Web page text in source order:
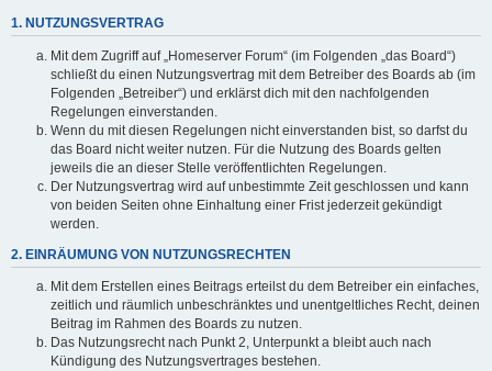
1. NUTZUNGSVERTRAG
Mit dem Zugriff auf „Homeserver Forum“ (im Folgenden „das Board“)
schließt du einen Nutzungsvertrag mit dem Betreiber des Boards ab (im
Folgenden „Betreiber“) und erklärst dich mit den nachfolgenden
Regelungen einverstanden.
Wenn du mit diesen Regelungen nicht einverstanden bist, so darfst du
das Board nicht weiter nutzen. Für die Nutzung des Boards gelten
jeweils die an dieser Stelle veröffentlichten Regelungen.
Der Nutzungsvertrag wird auf unbestimmte Zeit geschlossen und kann
von beiden Seiten ohne Einhaltung einer Frist jederzeit gekündigt
werden.
2. EINRÄUMUNG VON NUTZUNGSRECHTEN
Mit dem Erstellen eines Beitrags erteilst du dem Betreiber ein einfaches,
zeitlich und räumlich unbeschränktes und unentgeltliches Recht, deinen
Beitrag im Rahmen des Boards zu nutzen.
Das Nutzungsrecht nach Punkt 2, Unterpunkt a bleibt auch nach
Kündigung des Nutzungsvertrages bestehen.